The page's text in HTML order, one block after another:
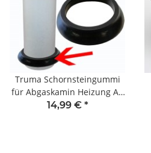
Truma Schornsteingummi
für Abgaskamin Heizung AK
3 + AK 5
14,99 € *